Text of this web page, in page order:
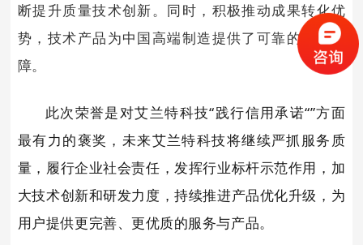
断提升质量技术创新。同时，积极推动成果转化优
势，技术产品为中国高端制造提供了可靠的质量保
障。
此次荣誉是对艾兰特科技“践行信用承诺“”方面
最有力的褒奖，未来艾兰特科技将继续严抓服务质
量，履行企业社会责任，发挥行业标杆示范作用，加
大技术创新和研发力度，持续推进产品优化升级，为
用户提供更完善、更优质的服务与产品。